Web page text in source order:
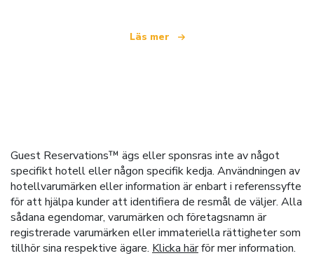
Läs mer
Guest Reservations™ ägs eller sponsras inte av något
specifikt hotell eller någon specifik kedja. Användningen av
hotellvarumärken eller information är enbart i referenssyfte
för att hjälpa kunder att identifiera de resmål de väljer. Alla
sådana egendomar, varumärken och företagsnamn är
registrerade varumärken eller immateriella rättigheter som
tillhör sina respektive ägare. Klicka härför mer information.